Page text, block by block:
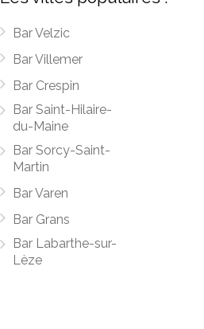
Bar Velzic
Bar Villemer
Bar Crespin
Bar Saint-Hilaire-
du-Maine
Bar Sorcy-Saint-
Martin
Bar Varen
Bar Grans
Bar Labarthe-sur-
Lèze